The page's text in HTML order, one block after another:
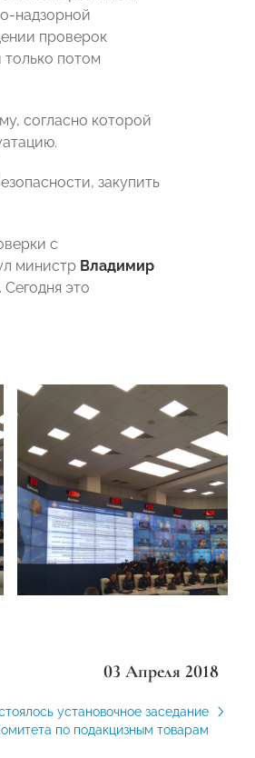
надзорной
проверок
потом
согласно которой
закупить
с
министр Владимир
это
03 Апреля 2018
установочное заседание
по подакцизным товарам